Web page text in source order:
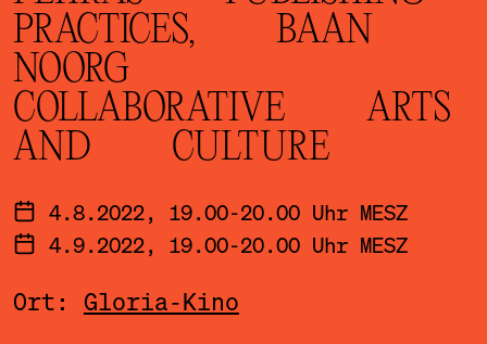
PRACTICES, BAAN
NOORG
COLLABORATIVE ARTS
AND CULTURE
4.8.2022, 19.00-20.00 Uhr MESZ
4.9.2022, 19.00-20.00 Uhr MESZ
Ort: Gloria-Kino